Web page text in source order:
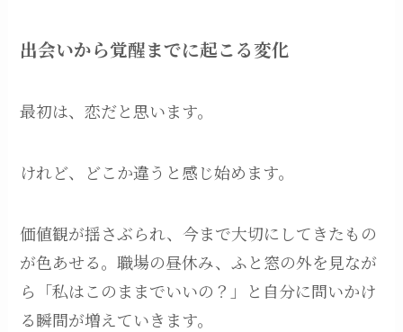
出会いから覚醒までに起こる変化
最初は、恋だと思います。
けれど、どこか違うと感じ始めます。
価値観が揺さぶられ、今まで大切にしてきたもの
が色あせる。職場の昼休み、ふと窓の外を見なが
ら「私はこのままでいいの？」と自分に問いかけ
る瞬間が増えていきます。